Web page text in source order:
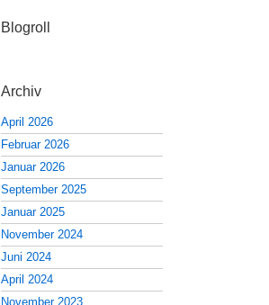
Blogroll
Archiv
April 2026
Februar 2026
Januar 2026
September 2025
Januar 2025
November 2024
Juni 2024
April 2024
November 2023